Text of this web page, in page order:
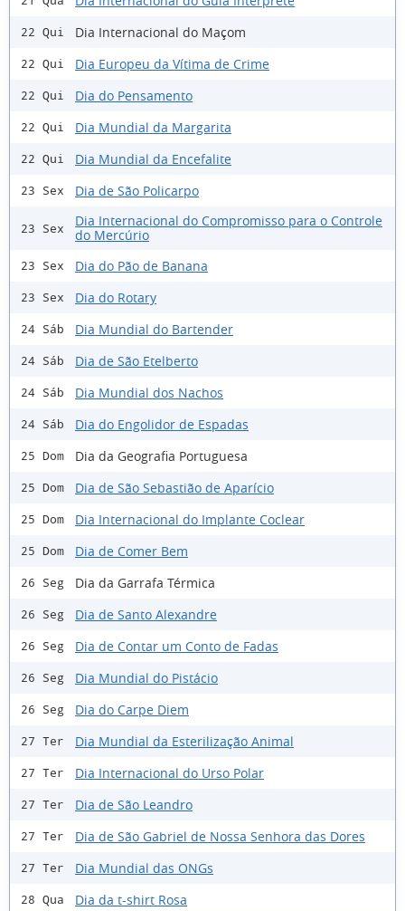
22 Qui Dia Internacional do Maçom
22 Qui Dia Europeu da Vítima de Crime
22 Qui Dia do Pensamento
22 Qui Dia Mundial da Margarita
22 Qui Dia Mundial da Encefalite
23 Sex Dia de São Policarpo
23 Sex
Dia Internacional do Compromisso para o Controle
do Mercúrio
23 Sex Dia do Pão de Banana
23 Sex Dia do Rotary
24 Sáb Dia Mundial do Bartender
24 Sáb Dia de São Etelberto
24 Sáb Dia Mundial dos Nachos
24 Sáb Dia do Engolidor de Espadas
25 Dom Dia da Geografia Portuguesa
25 Dom Dia de São Sebastião de Aparício
25 Dom Dia Internacional do Implante Coclear
25 Dom Dia de Comer Bem
26 Seg Dia da Garrafa Térmica
26 Seg Dia de Santo Alexandre
26 Seg Dia de Contar um Conto de Fadas
26 Seg Dia Mundial do Pistácio
26 Seg Dia do Carpe Diem
27 Ter Dia Mundial da Esterilização Animal
27 Ter Dia Internacional do Urso Polar
27 Ter Dia de São Leandro
27 Ter Dia de São Gabriel de Nossa Senhora das Dores
27 Ter Dia Mundial das ONGs
28 Qua Dia da t-shirt Rosa